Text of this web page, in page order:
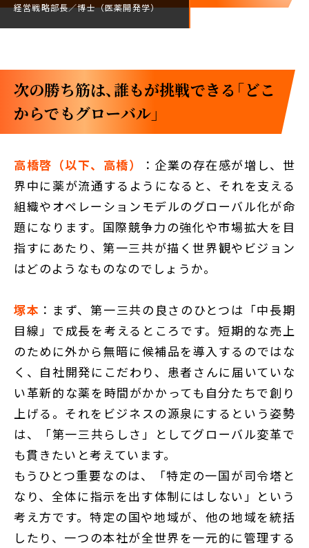
経営戦略部長／博士（医薬開発学）
次の勝ち筋は、誰もが挑戦できる「どこ
からでもグローバル」
高橋啓（以下、高橋）
：企業の存在感が増し、世
界中に薬が流通するようになると、それを支える
組織やオペレーションモデルのグローバル化が命
題になります。国際競争力の強化や市場拡大を目
指すにあたり、第一三共が描く世界観やビジョン
はどのようなものなのでしょうか。
塚本 ：まず、第一三共の良さのひとつは「中長期
目線」で成長を考えるところです。短期的な売上
のために外から無暗に候補品を導入するのではな
く、自社開発にこだわり、患者さんに届いていな
い革新的な薬を時間がかかっても自分たちで創り
上げる。それをビジネスの源泉にするという姿勢
は、「第一三共らしさ」としてグローバル変革で
も貫きたいと考えています。
もうひとつ重要なのは、「特定の一国が司令塔と
なり、全体に指示を出す体制にはしない」という
考え方です。特定の国や地域が、他の地域を統括
したり、一つの本社が全世界を一元的に管理する